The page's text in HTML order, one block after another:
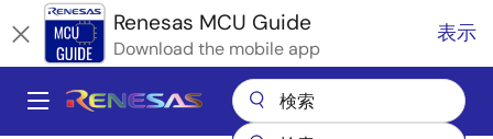
イ
ン
Renesas MCU Guide
Download the mobile app
表示